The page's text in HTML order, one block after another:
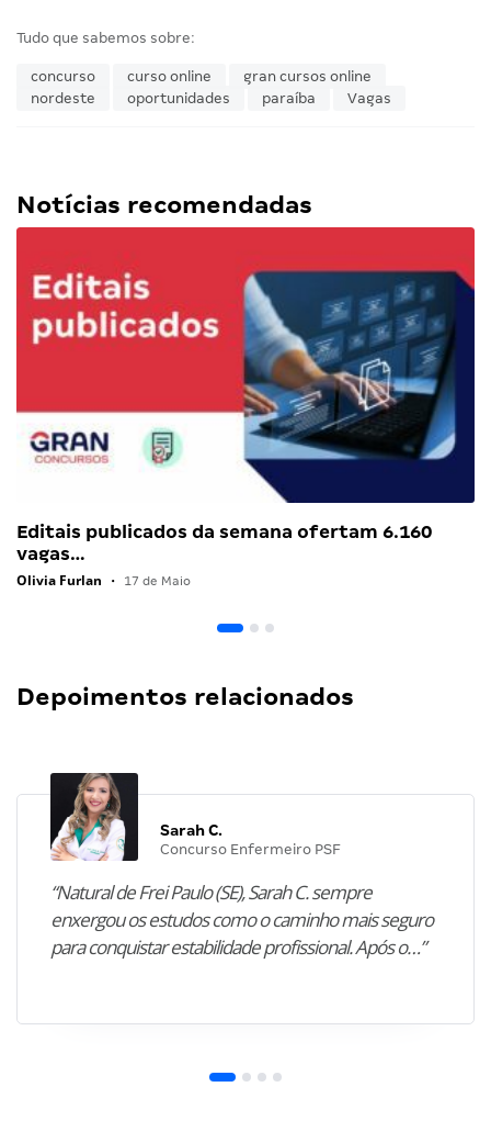
Tudo que sabemos sobre:
concurso curso online
gran cursos online
nordeste
oportunidades paraíba Vagas
Notícias recomendadas
Editais publicados da semana ofertam 6.160
vagas…
Olivia Furlan • 17 de Maio
Depoimentos relacionados
Sarah C.
Concurso Enfermeiro PSF
“Natural de Frei Paulo (SE), Sarah C. sempre
enxergou os estudos como o caminho mais seguro
para conquistar estabilidade profissional. Após o…”